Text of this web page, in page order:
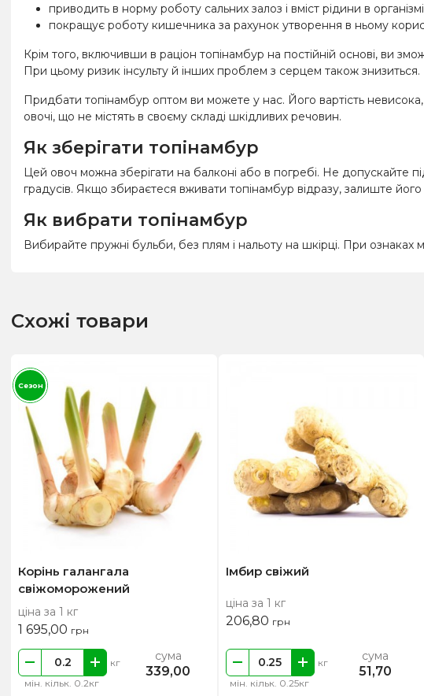
приводить в норму роботу сальних залоз і вміст рідини в
покращує роботу кишечника за рахунок утворення в ньому
Крім того, включивши в раціон топінамбур на постійній основі, ви
При цьому ризик інсульту й інших проблем з серцем також знизиться.
Придбати топінамбур оптом ви можете у нас. Його вартість
овочі, що не містять в своєму складі шкідливих речовин.
Як зберігати топінамбур
Цей овоч можна зберігати на балконі або в погребі. Не допускайте
градусів. Якщо збираєтеся вживати топінамбур відразу, залиште
Як вибрати топінамбур
Вибирайте пружні бульби, без плям і нальоту на шкірці. При ознаках
Схожі товари
Корінь галангала
свіжоморожений
ціна за 1 кг
1 695,00 грн
мін. кільк. 0.2кг
кг сума
339,00
Сезон
Імбир свіжий
ціна за 1 кг
206,80 грн
мін. кільк. 0.25кг
кг сума
51,70